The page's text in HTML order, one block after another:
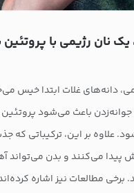
یک نان رژیمی با پروتئین
دانه‌های غلات ابتدا خیس
جوانه‌زدن باعث می‌شود
علاوه بر این، ترکیباتی که
می‌کنند و بدن می‌تواند
برخی مطالعات نیز اشاره